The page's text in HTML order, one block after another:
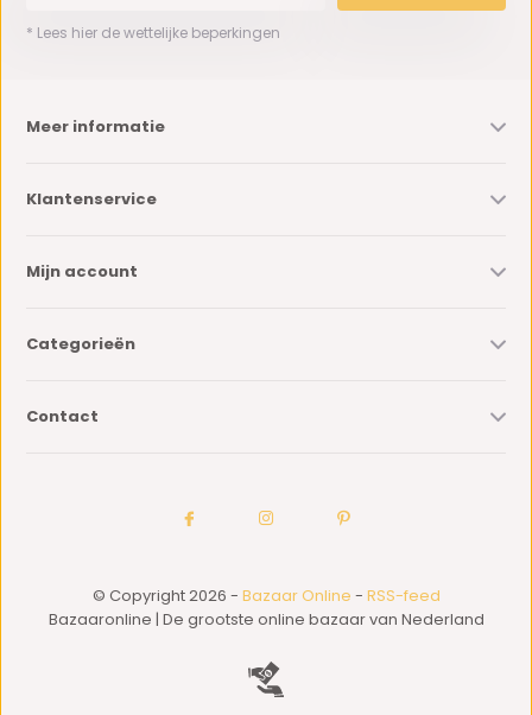
* Lees hier de wettelijke beperkingen
Meer informatie
Klantenservice
Mijn account
Categorieën
Contact
© Copyright 2026 - Bazaar Online - RSS-feed
Bazaaronline | De grootste online bazaar van Nederland